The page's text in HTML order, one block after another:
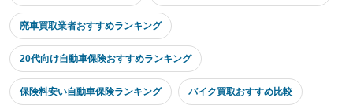
廃車買取業者おすすめランキング
20代向け自動車保険おすすめランキング
保険料安い自動車保険ランキング バイク買取おすすめ比較